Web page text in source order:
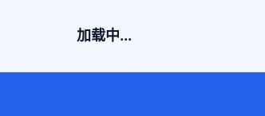
加载中...